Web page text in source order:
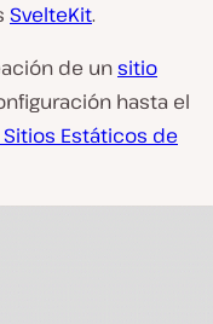
SvelteKit.
de unsitio
hasta el
Estáticos de